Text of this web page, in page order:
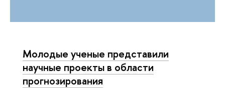
Молодые ученые представили
научные проекты в области
прогнозирования